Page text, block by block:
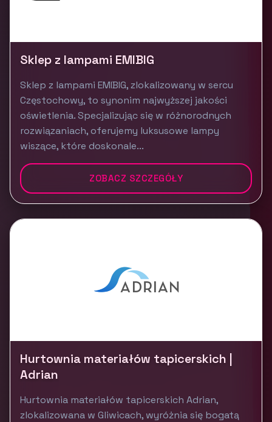
Sklep z lampami EMIBIG
Sklep z lampami EMIBIG, zlokalizowany w sercu
Częstochowy, to synonim najwyższej jakości
oświetlenia. Specjalizując się w różnorodnych
rozwiązaniach, oferujemy luksusowe lampy
wiszące, które doskonale...
ZOBACZ SZCZEGÓŁY
Hurtownia materiałów tapicerskich |
Adrian
Hurtownia materiałów tapicerskich Adrian,
zlokalizowana w Gliwicach, wyróżnia się bogatą